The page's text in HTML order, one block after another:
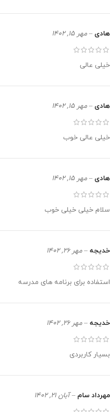
هادی – مهر 15, 1402
خیلی عالی
هادی – مهر 15, 1402
خیلی عالی خوب
هادی – مهر 15, 1402
سلام خیلی خیلی خوب
خدیجه – مهر 26, 1402
استفاده برای برنامه های مدرسه
خدیجه – مهر 26, 1402
بسیار کاربردی
مهرداد سام – آبان 21, 1402